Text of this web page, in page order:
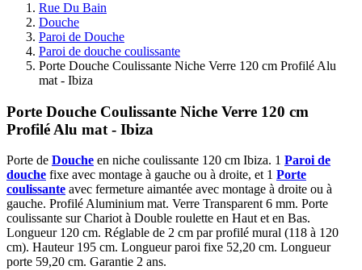
Rue Du Bain
Douche
Paroi de Douche
Paroi de douche coulissante
Porte Douche Coulissante Niche Verre 120 cm Profilé Alu
mat - Ibiza
Porte Douche Coulissante Niche Verre 120 cm
Profilé Alu mat - Ibiza
Porte de Douche en niche coulissante 120 cm Ibiza. 1 Paroi de
douche fixe avec montage à gauche ou à droite, et 1 Porte
coulissante avec fermeture aimantée avec montage à droite ou à
gauche. Profilé Aluminium mat. Verre Transparent 6 mm. Porte
coulissante sur Chariot à Double roulette en Haut et en Bas.
Longueur 120 cm. Réglable de 2 cm par profilé mural (118 à 120
cm). Hauteur 195 cm. Longueur paroi fixe 52,20 cm. Longueur
porte 59,20 cm. Garantie 2 ans.